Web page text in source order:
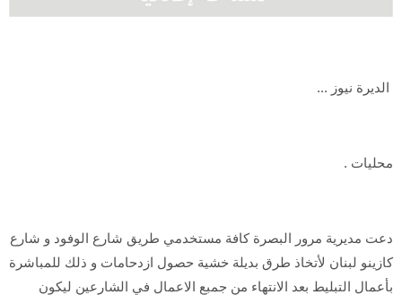
الديرة نيوز ...
محليات .
دعت مديرية مرور البصرة كافة مستخدمي طريق شارع الوفود و شارع
كازينو لبنان لأتخاذ طرق بديلة خشية حصول ازدحامات و ذلك للمباشرة
بأعمال التبليط بعد الانتهاء من جمبع الاعمال في الشارعين ليكون